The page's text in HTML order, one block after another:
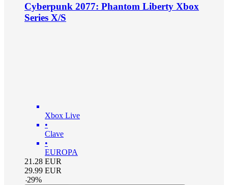
Cyberpunk 2077: Phantom Liberty Xbox
Series X/S
Xbox Live
•
Clave
•
EUROPA
21.28 EUR
29.99 EUR
-29%